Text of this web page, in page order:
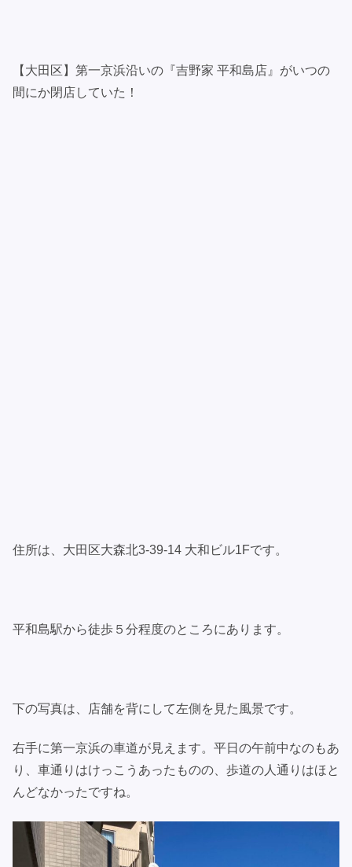
【大田区】第一京浜沿いの『吉野家 平和島店』がいつの
間にか閉店していた！
住所は、大田区大森北3-39-14 大和ビル1Fです。
平和島駅から徒歩５分程度のところにあります。
下の写真は、店舗を背にして左側を見た風景です。
右手に第一京浜の車道が見えます。平日の午前中なのもあ
り、車通りはけっこうあったものの、歩道の人通りはほと
んどなかったですね。